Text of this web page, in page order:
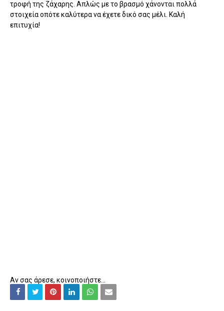
τροφή της ζάχαρης. Απλώς με το βρασμό χάνονται πολλά
στοιχεία οπότε καλύτερα να έχετε δικό σας μέλι. Καλή
επιτυχία!
Αν σας άρεσε, κοινοποιήστε...